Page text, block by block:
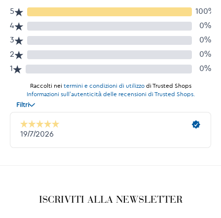
ISCRIVITI ALLA NEWSLETTER